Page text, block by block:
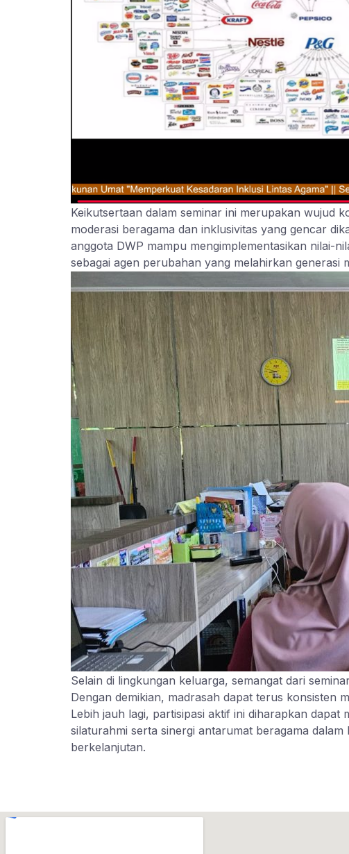
Keikutsertaan dalam seminar ini merupakan wujud
moderasi beragama dan inklusivitas yang gencar
anggota DWP mampu mengimplementasikan nilai-
sebagai agen perubahan yang melahirkan generasi
Selain di lingkungan keluarga, semangat dari
Dengan demikian, madrasah dapat terus konsisten
Lebih jauh lagi, partisipasi aktif ini diharapkan
silaturahmi serta sinergi antarumat beragama
berkelanjutan.